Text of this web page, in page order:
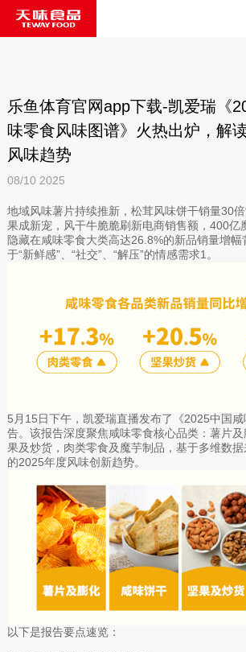
乐鱼体育官网app下载-凯爱瑞《
味零食风味图谱》火热出炉，解
风味趋势
08/10 2025
地域风味薯片持续推新，松茸风味饼干销量30倍
果成新宠，风干牛脆脆刷新电商销售额，400
隐藏在咸味零食大类高达26.8%的新品销量增
于“新鲜感”、“社交”、“解压”的情感需求1。
5月15日下午，凯爱瑞直播发布了《2025中国
告。该报告深度聚焦咸味零食核心品类：薯片
果及炒货，肉类零食及魔芋制品，基于多维数
的2025年度风味创新趋势。
以下是报告要点速览：